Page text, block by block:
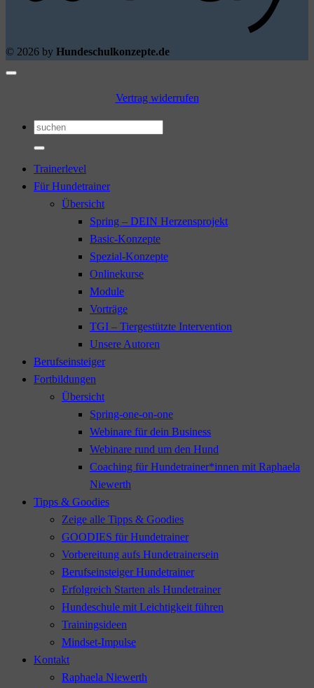
© 2026 by Hundeschulkonzepte.de
Vertrag widerrufen
Suchen
nach:
Trainerlevel
Für Hundetrainer
Übersicht
Spring – DEIN Herzensprojekt
Basic-Konzepte
Spezial-Konzepte
Onlinekurse
Module
Vorträge
TGI – Tiergestützte Intervention
Unsere Autoren
Berufseinsteiger
Fortbildungen
Übersicht
Spring-one-on-one
Webinare für dein Business
Webinare rund um den Hund
Coaching für Hundetrainer*innen mit Raphaela
Niewerth
Tipps & Goodies
Zeige alle Tipps & Goodies
GOODIES für Hundetrainer
Vorbereitung aufs Hundetrainersein
Berufseinsteiger Hundetrainer
Erfolgreich Starten als Hundetrainer
Hundeschule mit Leichtigkeit führen
Trainingsideen
Mindset-Impulse
Kontakt
Raphaela Niewerth